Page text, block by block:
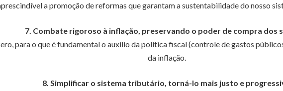
a promoção de reformas que garantam a sustentabilidade do nosso
7. Combate rigoroso à inflação, preservando o poder de compra dos
para o que é fundamental o auxílio da política fiscal (controle de gastos
da inflação.
8. Simplificar o sistema tributário, torná-lo mais justo e